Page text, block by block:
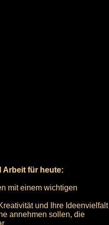
Arbeit für heute:
mit einem wichtigen
und Ihre Ideenvielfalt
annehmen sollen, die